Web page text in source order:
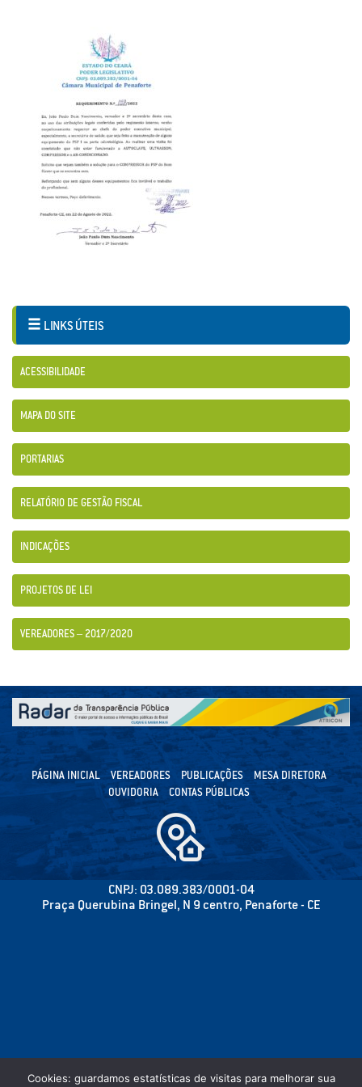
LINKS ÚTEIS
ACESSIBILIDADE
MAPA DO SITE
PORTARIAS
RELATÓRIO DE GESTÃO FISCAL
INDICAÇÕES
PROJETOS DE LEI
VEREADORES – 2017/2020
PÁGINA INICIAL VEREADORES PUBLICAÇÕES
MESA DIRETORA
OUVIDORIA
CONTAS PÚBLICAS
CNPJ: 03.089.383/0001-04
Praça Querubina Bringel, N 9 centro, Penaforte - CE
Cookies: guardamos estatísticas de visitas para melhorar sua